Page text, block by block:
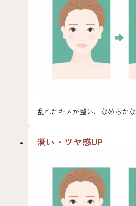
乱れたキメが整い、なめらか
潤い・ツヤ感UP